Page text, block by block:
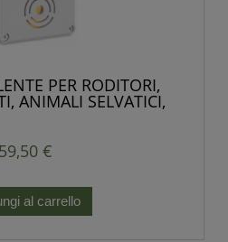
PER RODITORI,
ANIMALI SELVATICI,
59,50 €
al carrello